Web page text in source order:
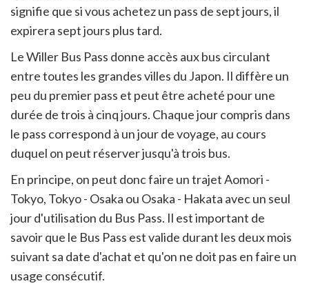
signifie que si vous achetez un pass de sept jours, il
expirera sept jours plus tard.
Le Willer Bus Pass donne accès aux bus circulant
entre toutes les grandes villes du Japon. Il diffère un
peu du premier pass et peut être acheté pour une
durée de trois à cinq jours. Chaque jour compris dans
le pass correspond à un jour de voyage, au cours
duquel on peut réserver jusqu'à trois bus.
En principe, on peut donc faire un trajet Aomori -
Tokyo, Tokyo - Osaka ou Osaka - Hakata avec un seul
jour d'utilisation du Bus Pass. Il est important de
savoir que le Bus Pass est valide durant les deux mois
suivant sa date d'achat et qu'on ne doit pas en faire un
usage consécutif.